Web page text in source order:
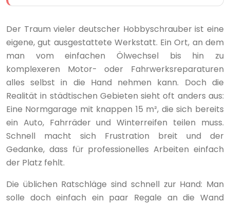
Der Traum vieler deutscher Hobbyschrauber ist eine
eigene, gut ausgestattete Werkstatt. Ein Ort, an dem
man vom einfachen Ölwechsel bis hin zu
komplexeren Motor- oder Fahrwerksreparaturen
alles selbst in die Hand nehmen kann. Doch die
Realität in städtischen Gebieten sieht oft anders aus:
Eine Normgarage mit knappen 15 m², die sich bereits
ein Auto, Fahrräder und Winterreifen teilen muss.
Schnell macht sich Frustration breit und der
Gedanke, dass für professionelles Arbeiten einfach
der Platz fehlt.
Die üblichen Ratschläge sind schnell zur Hand: Man
solle doch einfach ein paar Regale an die Wand